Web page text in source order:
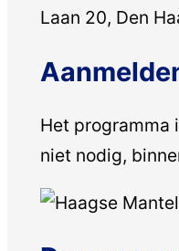
Laan 20, Den
Het programma
niet nodig,